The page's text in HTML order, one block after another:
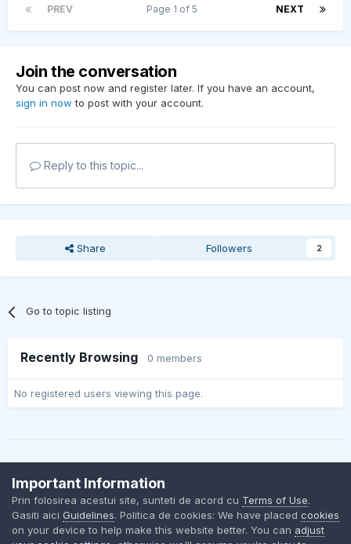
PREV NEXT
Page 1 of 5
Join the conversation
You can post now and register later. If you have an account,
sign in now to post with your account.
Reply to this topic...
Share Followers 2
Go to topic listing
Recently Browsing 0 members
No registered users viewing this page.
Contact Us
BMW Club Romania
Powered by Invision Community
Important Information
Prin folosirea acestui site, sunteti de acord cu Terms of Use.
Gasiti aici Guidelines. Politica de cookies: We have placed cookies
on your device to help make this website better. You can adjust